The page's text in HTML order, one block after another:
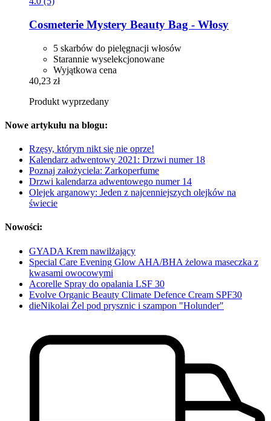
Cosmeterie Mystery Beauty Bag -​ Włosy
5 skarbów do pielęgnacji włosów
Starannie wyselekcjonowane
Wyjątkowa cena
40,23 zł
Produkt wyprzedany
Nowe artykułu na blogu:
Rzęsy, którym nikt się nie oprze!
Kalendarz adwentowy 2021: Drzwi numer 18
Poznaj założyciela: Zarkoperfume
Drzwi kalendarza adwentowego numer 14
Olejek arganowy: Jeden z najcenniejszych olejków na
świecie
Nowości:
GYADA Krem nawilżający
Special Care Evening Glow AHA/BHA żelowa maseczka z
kwasami owocowymi
Acorelle Spray do opalania LSF 30
Evolve Organic Beauty Climate Defence Cream SPF30
dieNikolai Żel pod prysznic i szampon "Holunder"